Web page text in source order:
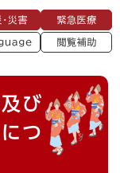
急
医
療
閲
助
び
つ